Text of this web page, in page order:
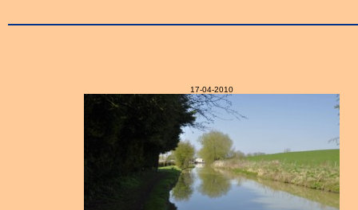
17-04-2010